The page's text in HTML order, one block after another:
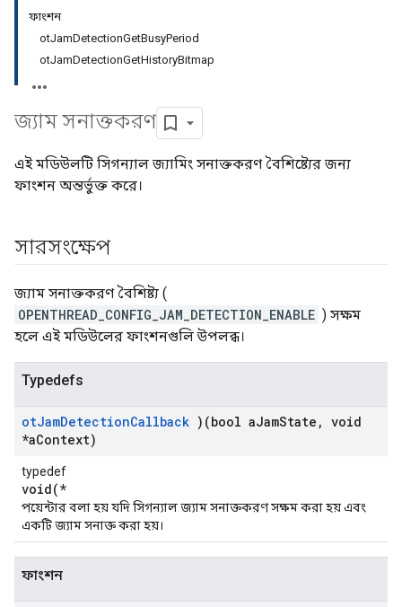
ফাংশন
otJamDetectionGetBusyPeriod
otJamDetectionGetHistoryBitmap
জ্যাম সনাক্তকরণ
এই মডিউলটি সিগন্যাল জ্যামিং সনাক্তকরণ বৈশিষ্ট্যের জন্য
ফাংশন অন্তর্ভুক্ত করে।
সারসংক্ষেপ
জ্যাম সনাক্তকরণ বৈশিষ্ট্য (
OPENTHREAD_CONFIG_JAM_DETECTION_ENABLE ) সক্ষম
হলে এই মডিউলের ফাংশনগুলি উপলব্ধ।
Typedefs
otJamDetectionCallback )(bool aJamState , void
*aContext)
typedef
void(*
পয়েন্টার বলা হয় যদি সিগন্যাল জ্যাম সনাক্তকরণ সক্ষম করা হয় এবং
একটি জ্যাম সনাক্ত করা হয়।
ফাংশন